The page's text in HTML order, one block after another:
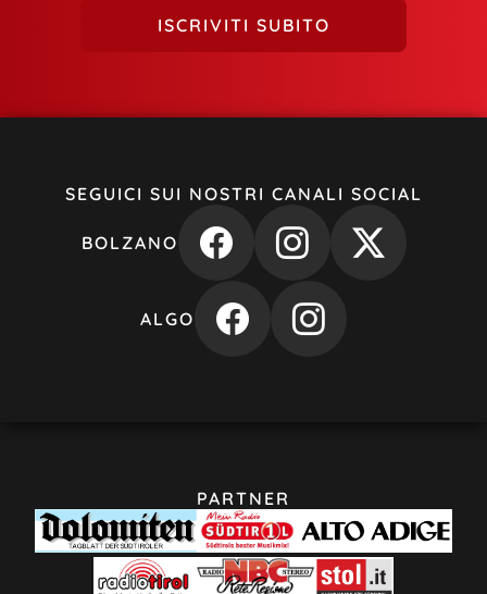
ISCRIVITI SUBITO
SEGUICI SUI NOSTRI CANALI SOCIAL
BOLZANO
ALGO
PARTNER